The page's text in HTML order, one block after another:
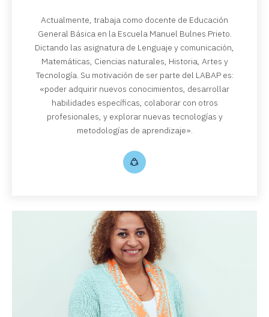
Actualmente, trabaja como docente de Educación
General Básica en la Escuela Manuel Bulnes Prieto.
Dictando las asignatura de Lenguaje y comunicación,
Matemáticas, Ciencias naturales, Historia, Artes y
Tecnología. Su motivación de ser parte del LABAP es:
«poder adquirir nuevos conocimientos, desarrollar
habilidades específicas, colaborar con otros
profesionales, y explorar nuevas tecnologías y
metodologías de aprendizaje».